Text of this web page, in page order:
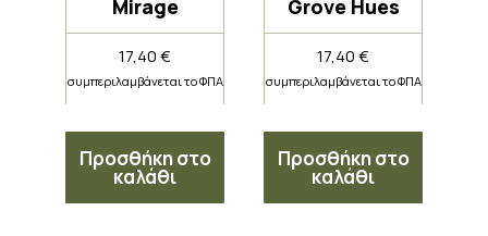
Mirage
17,40€
συμπεριλαμβάνεται το ΦΠΑ
Προσθήκη στο
καλάθι
Grove Hues
17,40€
συμπεριλαμβάνεται το ΦΠΑ
Προσθήκη στο
καλάθι